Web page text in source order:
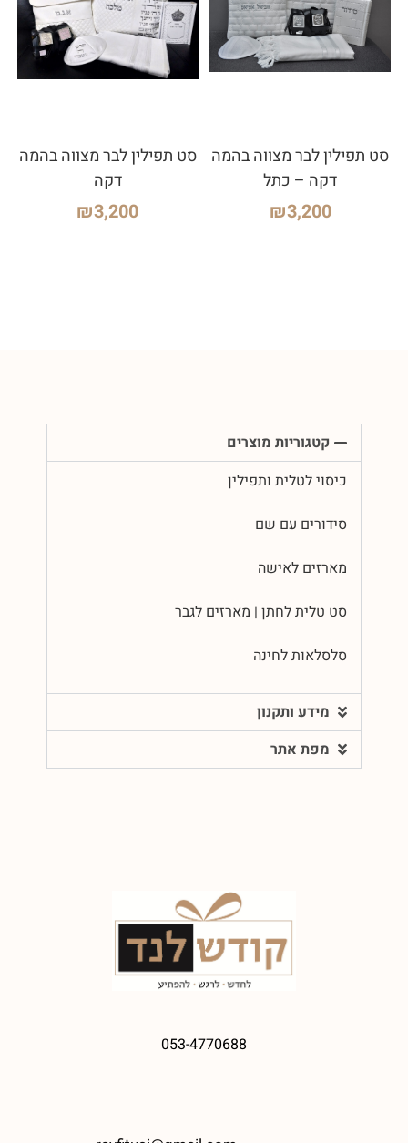
סט תפילין לבר מצווה בהמה
דקה – כתל
₪3,200
סט תפילין לבר מצווה בהמה
דקה
₪3,200
קטגוריות מוצרים
כיסוי לטלית ותפילין
סידורים עם שם
מארזים לאישה
סט טלית לחתן | מארזים לגבר
סלסלאות לחינה
מידע ותקנון
מפת אתר
053-4770688